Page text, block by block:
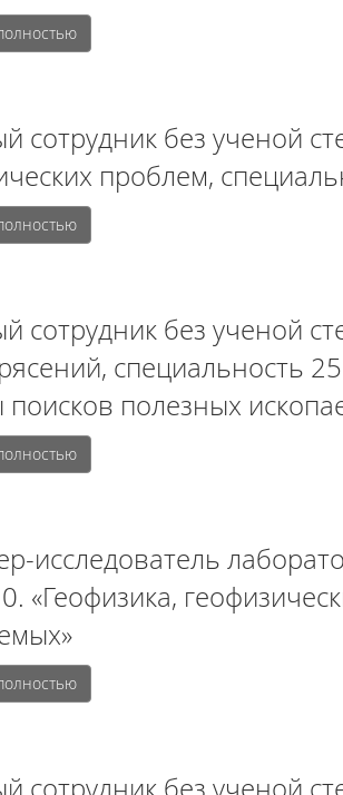
сотрудник без ученой
проблем,
сотрудник без ученой
специальность
поисков полезных
исследователь
«Геофизика,